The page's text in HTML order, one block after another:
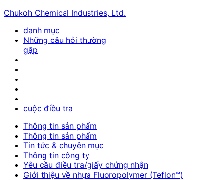
Chukoh Chemical Industries, Ltd.
danh mục
Những câu hỏi thường
gặp
cuộc điều tra
Thông tin sản phẩm
Thông tin sản phẩm
Tin tức & chuyên mục
Thông tin công ty
Yêu cầu điều tra/giấy chứng nhận
Giới thiệu về nhựa Fluoropolymer (Teflon™)